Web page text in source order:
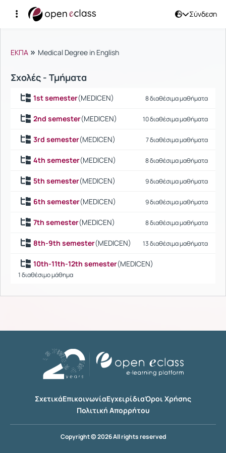
Σύνδεση
Μαθήματα
ΕΚΠΑ » Medical Degree in English
Σχολές - Τμήματα
1st semester(MEDICEN) 8 διαθέσιμα μαθήματα
2nd semester(MEDICEN) 10 διαθέσιμα μαθήματα
3rd semester(MEDICEN) 7 διαθέσιμα μαθήματα
4th semester(MEDICEN) 8 διαθέσιμα μαθήματα
5th semester(MEDICEN) 9 διαθέσιμα μαθήματα
6th semester(MEDICEN) 9 διαθέσιμα μαθήματα
7th semester(MEDICEN) 8 διαθέσιμα μαθήματα
8th-9th semester(MEDICEN) 13 διαθέσιμα μαθήματα
10th-11th-12th semester(MEDICEN)
1 διαθέσιμο μάθημα
ΣχετικάΕπικοινωνίαΕγχειρίδιαΌροι Χρήσης
Πολιτική Απορρήτου
Copyright © 2026 All rights reserved